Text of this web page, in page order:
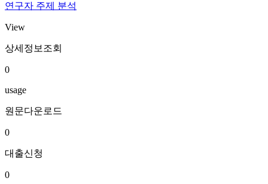
연구자 주제 분석
View
상세정보조회
0
usage
원문다운로드
0
대출신청
0